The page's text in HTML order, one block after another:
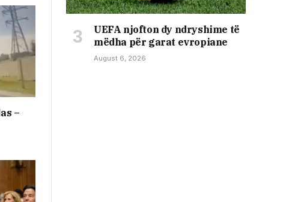
–
UEFA njofton dy ndryshime të
mëdha për garat evropiane
August 6, 2026